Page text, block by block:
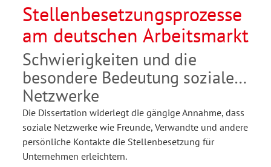
Stellenbesetzungsprozesse
am deutschen Arbeitsmarkt
Schwierigkeiten und die
besondere Bedeutung sozialer
Netzwerke
Die Dissertation widerlegt die gängige Annahme, dass
soziale Netzwerke wie Freunde, Verwandte und andere
persönliche Kontakte die Stellenbesetzung für
Unternehmen erleichtern.